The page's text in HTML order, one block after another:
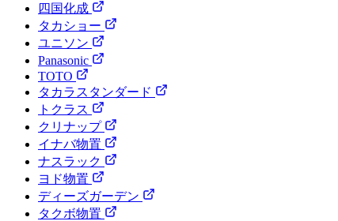
四国化成
タカショー
ユニソン
Panasonic
TOTO
タカラスタンダード
トクラス
クリナップ
イナバ物置
ナスラック
ヨド物置
ディーズガーデン
タクボ物置